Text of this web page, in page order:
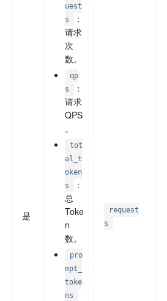
是
uest
s
：
请求
次
数。
qp
s
：
请求
QPS
。
tot
al_t
oken
s
：
总
Toke
n
数。
pro
mpt_
toke
ns
request
s